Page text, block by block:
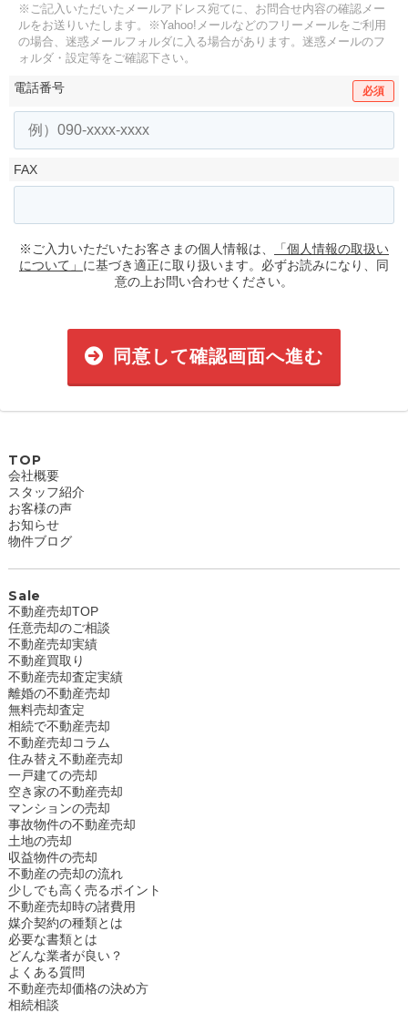
※ご記入いただいたメールアドレス宛てに、お問合せ内容の確認メー
ルをお送りいたします。
※Yahoo!メールなどのフリーメールをご利用
の場合、迷惑メールフォルダに入る場合があります。 迷惑メールのフ
ォルダ・設定等をご確認下さい。
電話番号 必須
FAX
※ご入力いただいたお客さまの個人情報は、
「個人情報の取扱い
について」 に基づき適正に取り扱います。必ずお読みになり、同
意の上お問い合わせください。
同意して確認画面へ進む
TOP
会社概要
スタッフ紹介
お客様の声
お知らせ
物件ブログ
Sale
不動産売却TOP
任意売却のご相談
不動産売却実績
不動産買取り
不動産売却査定実績
離婚の不動産売却
無料売却査定
相続で不動産売却
不動産売却コラム
住み替え不動産売却
一戸建ての売却
空き家の不動産売却
マンションの売却
事故物件の不動産売却
土地の売却
収益物件の売却
不動産の売却の流れ
少しでも高く売るポイント
不動産売却時の諸費用
媒介契約の種類とは
必要な書類とは
どんな業者が良い？
よくある質問
不動産売却価格の決め方
相続相談